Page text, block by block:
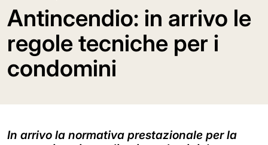
Antincendio: in arrivo le
regole tecniche per i
condomini
In arrivo la normativa prestazionale per la